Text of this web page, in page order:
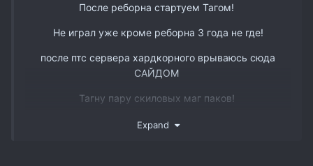
www.youtube.com/watch?v=DJJmtVgSQ6s&t
После реборна стартуем Тагом!
Не играл уже кроме реборна 3 года не где!
после птс сервера хардкорного врываюсь сюда
САЙДОМ
Тагну пару скиловых маг паков!
Так же есть пару слотов в пак 3 рес бп мм и овер
Expand